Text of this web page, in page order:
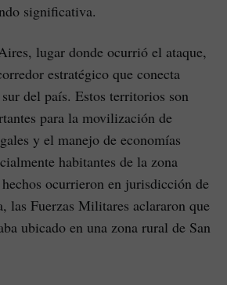
significativa.
lugar donde ocurrió el ataque,
estratégico que conecta
del país. Estos territorios son
para la movilización de
y el manejo de economías
habitantes de la zona
ocurrieron en jurisdicción de
las Fuerzas Militares aclararon que
ubicado en una zona rural de San